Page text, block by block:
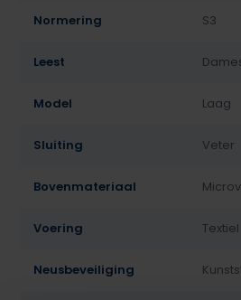
Normering S3
Leest
Model Laag
Sluiting Veter
Bovenmateriaal
Voering Textiel
Neusbeveiliging